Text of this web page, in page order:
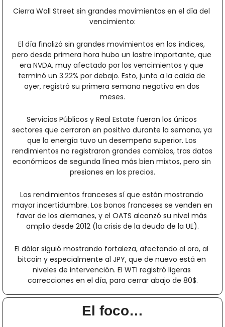
Cierra Wall Street sin grandes movimientos en el día del
vencimiento:
El día finalizó sin grandes movimientos en los índices,
pero desde primera hora hubo un lastre importante, que
era NVDA, muy afectado por los vencimientos y que
terminó un 3.22% por debajo. Esto, junto a la caída de
ayer, registró su primera semana negativa en dos
meses.
Servicios Públicos y Real Estate fueron los únicos
sectores que cerraron en positivo durante la semana, ya
que la energía tuvo un desempeño superior. Los
rendimientos no registraron grandes cambios, tras datos
económicos de segunda línea más bien mixtos, pero sin
presiones en los precios.
Los rendimientos franceses sí que están mostrando
mayor incertidumbre. Los bonos franceses se venden en
favor de los alemanes, y el OATS alcanzó su nivel más
amplio desde 2012 (la crisis de la deuda de la UE).
El dólar siguió mostrando fortaleza, afectando al oro, al
bitcoin y especialmente al JPY, que de nuevo está en
niveles de intervención. El WTI registró ligeras
correcciones en el día, para cerrar abajo de 80$.
El foco…